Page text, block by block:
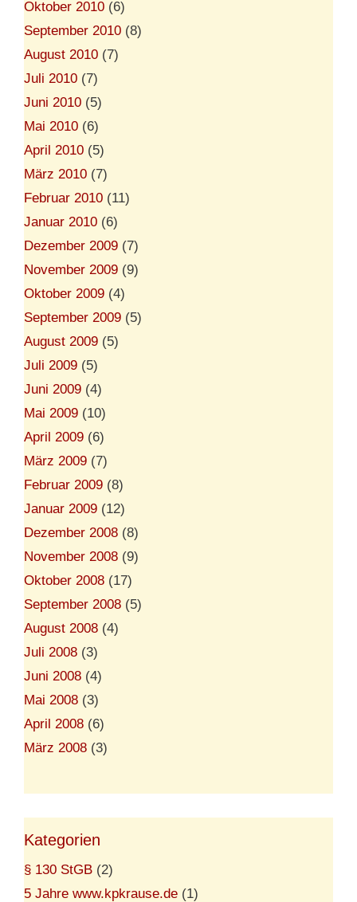
Oktober 2010 (6)
September 2010 (8)
August 2010 (7)
Juli 2010 (7)
Juni 2010 (5)
Mai 2010 (6)
April 2010 (5)
März 2010 (7)
Februar 2010 (11)
Januar 2010 (6)
Dezember 2009 (7)
November 2009 (9)
Oktober 2009 (4)
September 2009 (5)
August 2009 (5)
Juli 2009 (5)
Juni 2009 (4)
Mai 2009 (10)
April 2009 (6)
März 2009 (7)
Februar 2009 (8)
Januar 2009 (12)
Dezember 2008 (8)
November 2008 (9)
Oktober 2008 (17)
September 2008 (5)
August 2008 (4)
Juli 2008 (3)
Juni 2008 (4)
Mai 2008 (3)
April 2008 (6)
März 2008 (3)
Kategorien
§ 130 StGB (2)
5 Jahre www.kpkrause.de (1)